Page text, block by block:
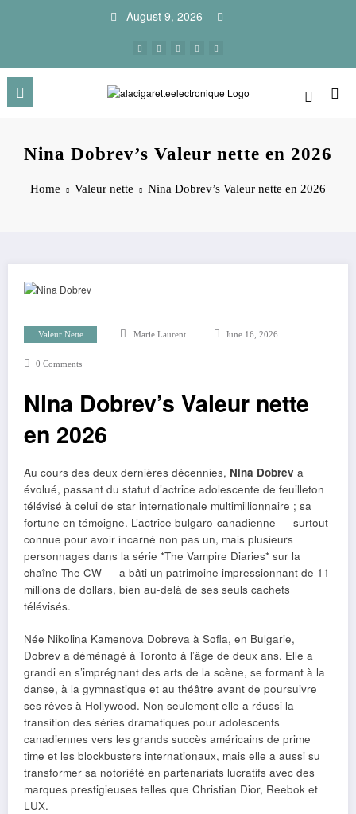
August 9, 2026
Nina Dobrev’s Valeur nette en 2026
Home Valeur nette Nina Dobrev’s Valeur nette en 2026
Valeur Nette Marie Laurent June 16, 2026
0 Comments
Nina Dobrev’s Valeur nette
en 2026
Au cours des deux dernières décennies, Nina Dobrev a
évolué, passant du statut d’actrice adolescente de feuilleton
télévisé à celui de star internationale multimillionnaire ; sa
fortune en témoigne. L’actrice bulgaro-canadienne — surtout
connue pour avoir incarné non pas un, mais plusieurs
personnages dans la série *The Vampire Diaries* sur la
chaîne The CW — a bâti un patrimoine impressionnant de 11
millions de dollars, bien au-delà de ses seuls cachets
télévisés.
Née Nikolina Kamenova Dobreva à Sofia, en Bulgarie,
Dobrev a déménagé à Toronto à l’âge de deux ans. Elle a
grandi en s’imprégnant des arts de la scène, se formant à la
danse, à la gymnastique et au théâtre avant de poursuivre
ses rêves à Hollywood. Non seulement elle a réussi la
transition des séries dramatiques pour adolescents
canadiennes vers les grands succès américains de prime
time et les blockbusters internationaux, mais elle a aussi su
transformer sa notoriété en partenariats lucratifs avec des
marques prestigieuses telles que Christian Dior, Reebok et
LUX.